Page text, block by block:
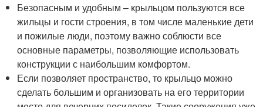
Безопасным и удобным – крыльцом пользуются все
жильцы и гости строения, в том числе маленькие дети
и пожилые люди, поэтому важно соблюсти все
основные параметры, позволяющие использовать
конструкции с наибольшим комфортом.
Если позволяет пространство, то крыльцо можно
сделать большим и организовать на его территории